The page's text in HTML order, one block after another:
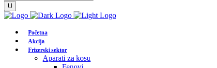
Početna
Akcija
Frizerski sektor
Aparati za kosu